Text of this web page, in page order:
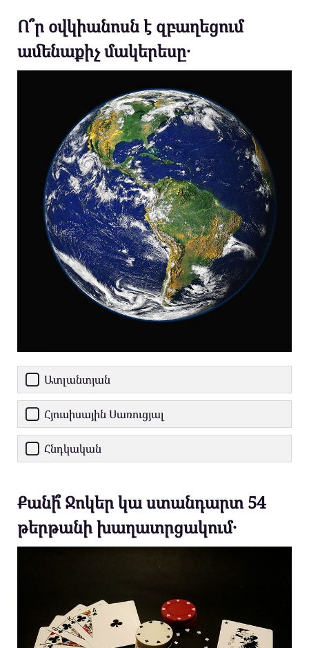
Ո՞ր օվկիանոսն է զբաղեցում
ամենաքիչ մակերեսը․
Ատլանտյան
Հյուսիսային Սառուցյալ
Հնդկական
Քանի՞ Ջոկեր կա ստանդարտ 54
թերթանի խաղատրցակում․